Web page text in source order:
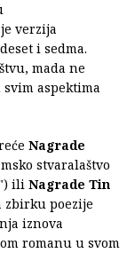
verzija
i sedma.
mada ne
aspektima
Nagrade
stvaralaštvo
ili Nagrade Tin
zbirku poezije
iznova
romanu u svom